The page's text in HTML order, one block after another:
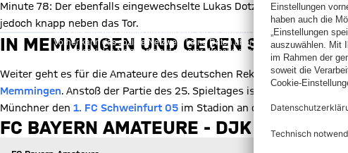
Minute 78: Der ebenfalls eingewechselte Lukas Dotzler kam nach
jedoch knapp neben das Tor.
X Inhalte
Mit Klick auf den Button ermöglichen Sie es diesem sozialen Netzwerk, Ihre
Vorher kann das soziale Netzwerk keine Daten über Sie erheben, um
des sozialen Netzwerks auf unserer Website gespeichert und Sie
Details:
IN MEMMINGEN UND GEGEN
Weiter geht es für die Amateure des deutschen Rekordmeisters am
Memmingen. Anstoß der Partie des 25. Spieltages ist am Samstag, 16.
Münchner den 1. FC Schweinfurt 05 im Stadion an der Grünwalder
FC BAYERN AMATEURE - DJK VILZING